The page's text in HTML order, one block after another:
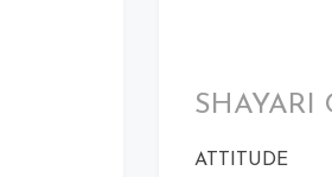
SHAYARI
ATTITUDE